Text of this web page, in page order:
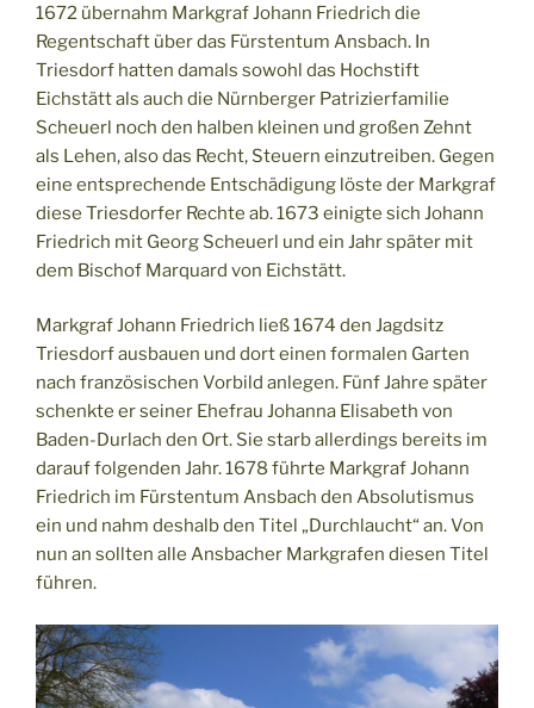
1672 übernahm Markgraf Johann Friedrich die
Regentschaft über das Fürstentum Ansbach. In
Triesdorf hatten damals sowohl das Hochstift
Eichstätt als auch die Nürnberger Patrizierfamilie
Scheuerl noch den halben kleinen und großen Zehnt
als Lehen, also das Recht, Steuern einzutreiben. Gegen
eine entsprechende Entschädigung löste der Markgraf
diese Triesdorfer Rechte ab. 1673 einigte sich Johann
Friedrich mit Georg Scheuerl und ein Jahr später mit
dem Bischof Marquard von Eichstätt.
Markgraf Johann Friedrich ließ 1674 den Jagdsitz
Triesdorf ausbauen und dort einen formalen Garten
nach französischen Vorbild anlegen. Fünf Jahre später
schenkte er seiner Ehefrau Johanna Elisabeth von
Baden-Durlach den Ort. Sie starb allerdings bereits im
darauf folgenden Jahr. 1678 führte Markgraf Johann
Friedrich im Fürstentum Ansbach den Absolutismus
ein und nahm deshalb den Titel „Durchlaucht“ an. Von
nun an sollten alle Ansbacher Markgrafen diesen Titel
führen.